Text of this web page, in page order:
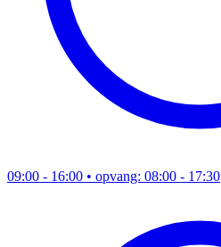
09:00 - 16:00 • opvang: 08:00 - 17:30